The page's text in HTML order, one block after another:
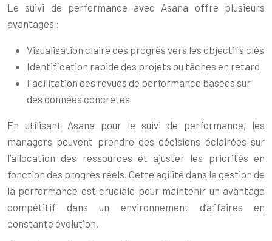
Le suivi de performance avec Asana offre plusieurs
avantages :
Visualisation claire des progrès vers les objectifs clés
Identification rapide des projets ou tâches en retard
Facilitation des revues de performance basées sur
des données concrètes
En utilisant Asana pour le suivi de performance, les
managers peuvent prendre des décisions éclairées sur
l’allocation des ressources et ajuster les priorités en
fonction des progrès réels. Cette agilité dans la gestion de
la performance est cruciale pour maintenir un avantage
compétitif dans un environnement d’affaires en
constante évolution.